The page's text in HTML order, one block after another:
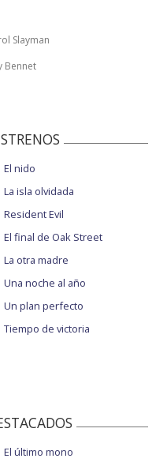
Slayman
Bennet
El nido
La isla olvidada
Resident Evil
El final de Oak Street
La otra madre
Una noche al año
Un plan perfecto
Tiempo de victoria
El último mono